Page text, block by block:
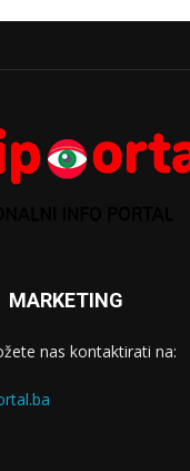
MARKETING
nas kontaktirati na: